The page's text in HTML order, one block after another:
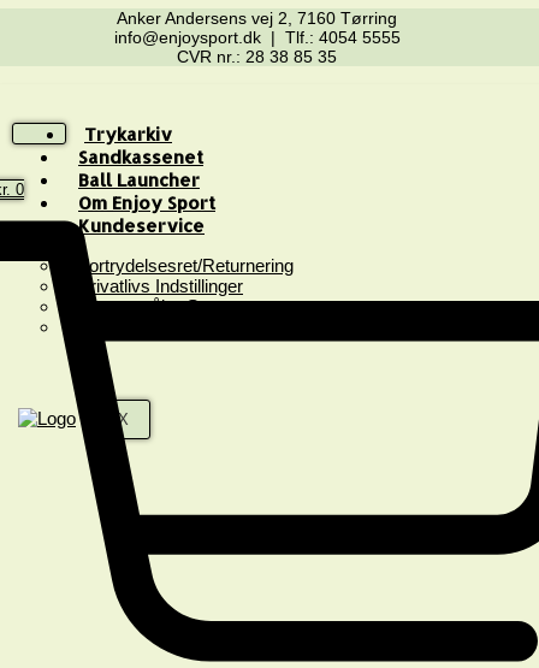
Anker Andersens vej 2, 7160 Tørring
info@enjoysport.dk | Tlf.: 4054 5555
CVR nr.: 28 38 85 35
Trykarkiv
Sandkassenet
Ball Launcher
Om Enjoy Sport
Kundeservice
Fortrydelsesret/Returnering
Privatlivs Indstillinger
Spørgsmål & Svar
X
0